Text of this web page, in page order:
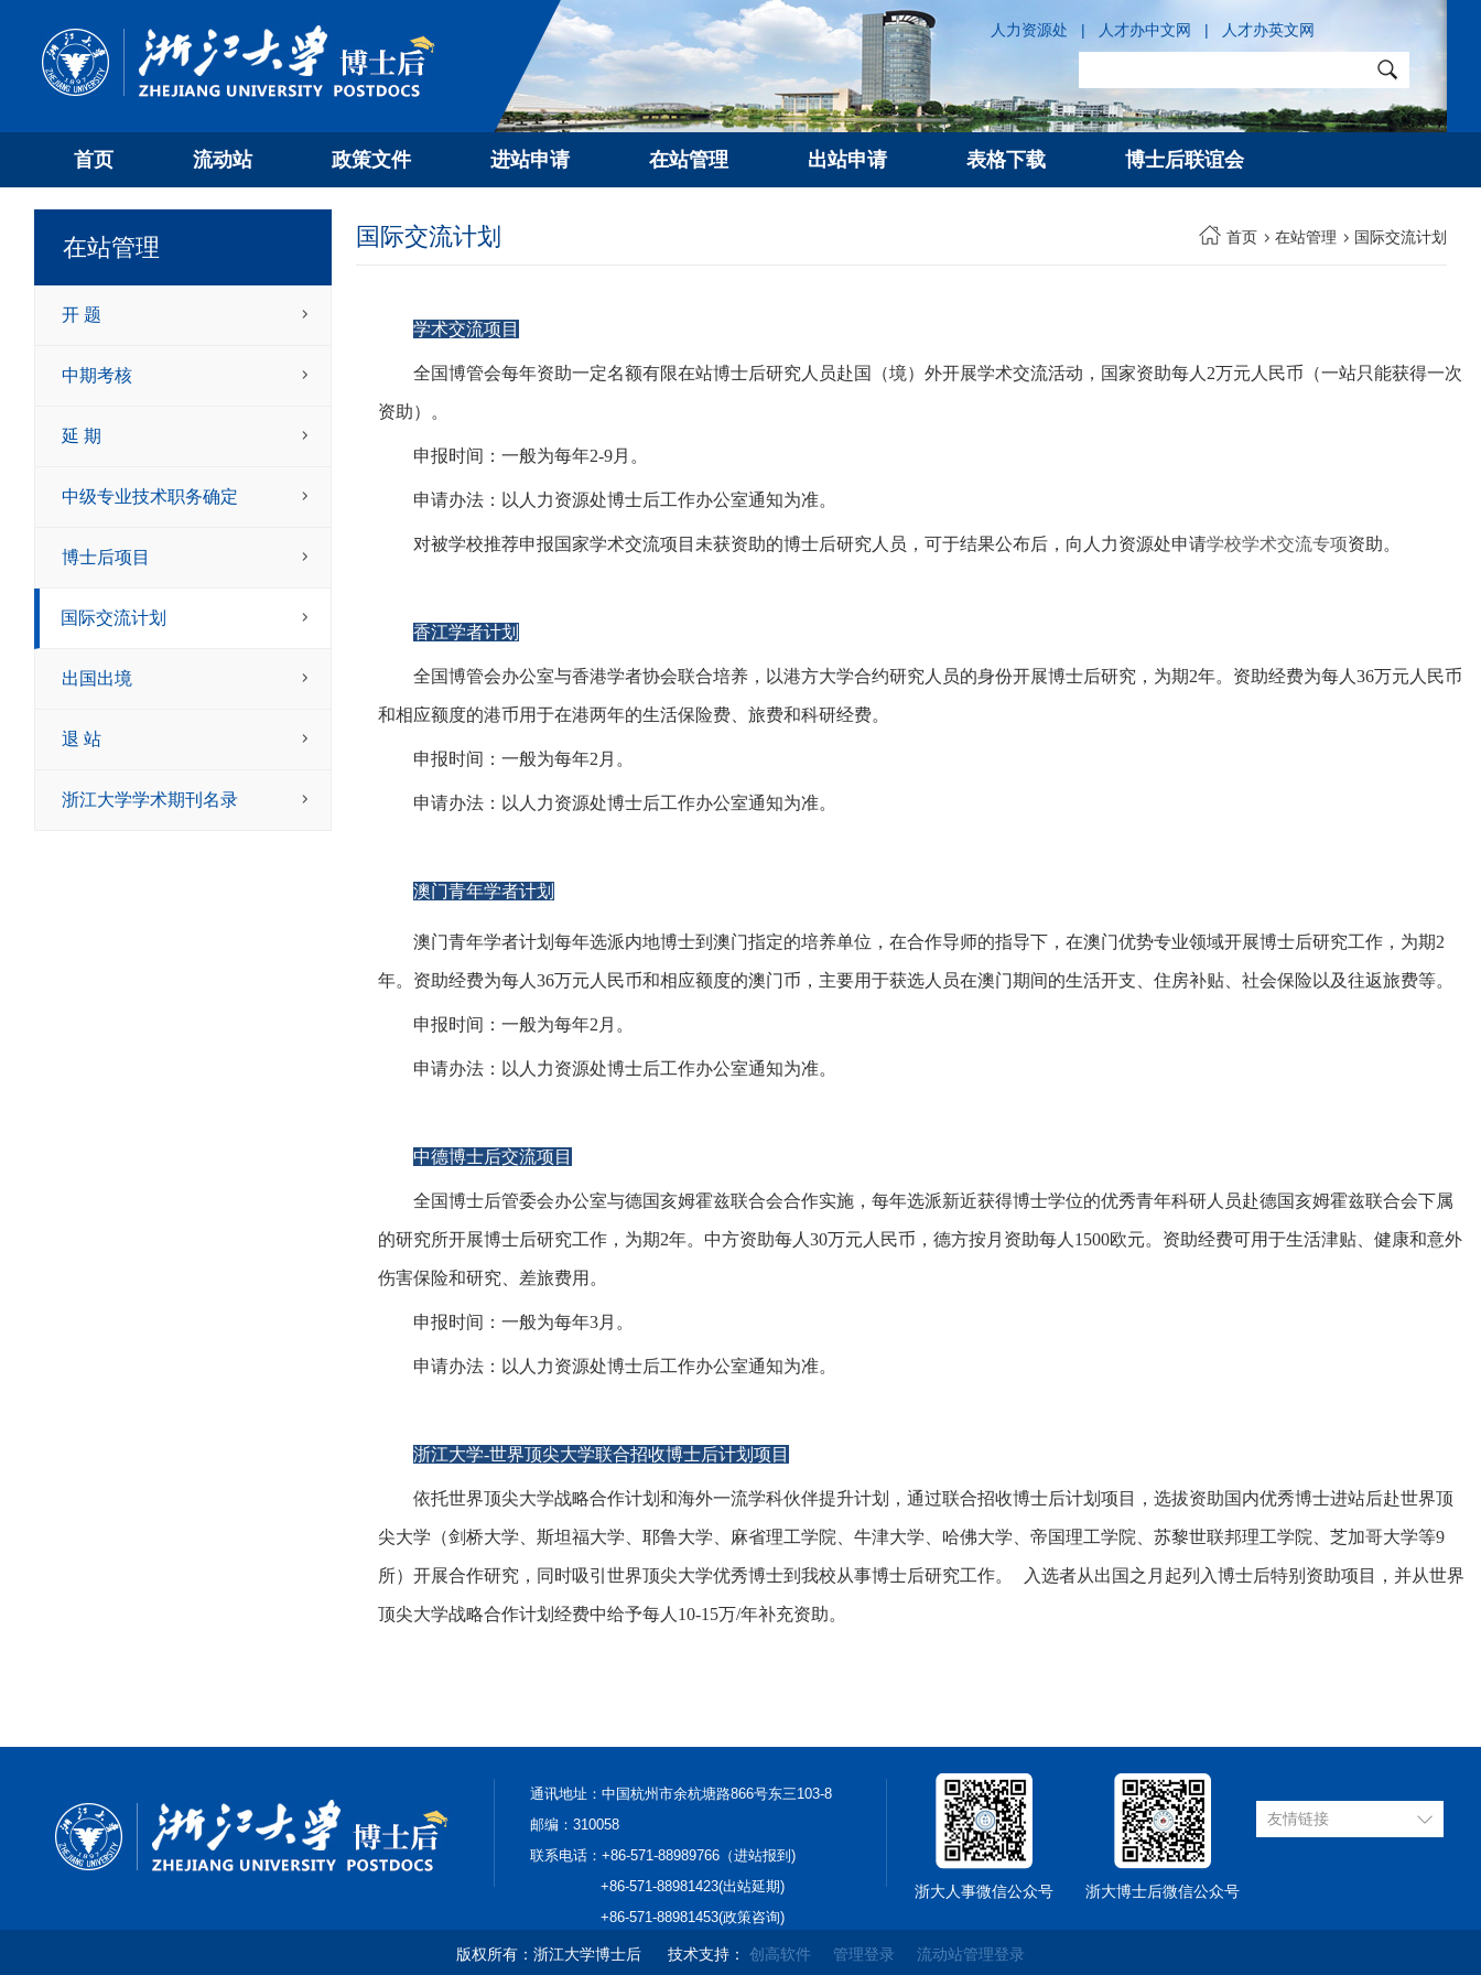
人力资源处 | 人才办中文网 | 人才办英文网
首页 流动站 政策文件 进站申请 在站管理 出站申请 表格下载 博士后联谊会
在站管理
开 题
中期考核
延 期
中级专业技术职务确定
博士后项目
国际交流计划
出国出境
退 站
浙江大学学术期刊名录
首页 在站管理 国际交流计划
国际交流计划
学术交流项目
全国博管会每年资助一定名额有限在站博士后研究人员赴国（境）外开展学术交流活动，国家资助每人2万元人民币（一站只能获得一次
资助）。
申报时间：一般为每年2-9月。
申请办法：以人力资源处博士后工作办公室通知为准。
对被学校推荐申报国家学术交流项目未获资助的博士后研究人员，可于结果公布后，向人力资源处申请学校学术交流专项资助。
香江学者计划
全国博管会办公室与香港学者协会联合培养，以港方大学合约研究人员的身份开展博士后研究，为期2年。资助经费为每人36万元人民币
和相应额度的港币用于在港两年的生活保险费、旅费和科研经费。
申报时间：一般为每年2月。
申请办法：以人力资源处博士后工作办公室通知为准。
澳门青年学者计划
澳门青年学者计划每年选派内地博士到澳门指定的培养单位，在合作导师的指导下，在澳门优势专业领域开展博士后研究工作，为期2
年。资助经费为每人36万元人民币和相应额度的澳门币，主要用于获选人员在澳门期间的生活开支、住房补贴、社会保险以及往返旅费等。
申报时间：一般为每年2月。
申请办法：以人力资源处博士后工作办公室通知为准。
中德博士后交流项目
全国博士后管委会办公室与德国亥姆霍兹联合会合作实施，每年选派新近获得博士学位的优秀青年科研人员赴德国亥姆霍兹联合会下属
的研究所开展博士后研究工作，为期2年。中方资助每人30万元人民币，德方按月资助每人1500欧元。资助经费可用于生活津贴、健康和意外
伤害保险和研究、差旅费用。
申报时间：一般为每年3月。
申请办法：以人力资源处博士后工作办公室通知为准。
浙江大学-世界顶尖大学联合招收博士后计划项目
依托世界顶尖大学战略合作计划和海外一流学科伙伴提升计划，通过联合招收博士后计划项目，选拔资助国内优秀博士进站后赴世界顶
尖大学（剑桥大学、斯坦福大学、耶鲁大学、麻省理工学院、牛津大学、哈佛大学、帝国理工学院、苏黎世联邦理工学院、芝加哥大学等9
所）开展合作研究，同时吸引世界顶尖大学优秀博士到我校从事博士后研究工作。 入选者从出国之月起列入博士后特别资助项目，并从世界
顶尖大学战略合作计划经费中给予每人10-15万/年补充资助。
通讯地址：中国杭州市余杭塘路866号东三103-8
邮编：310058
联系电话：+86-571-88989766（进站报到)
+86-571-88981423(出站延期)
+86-571-88981453(政策咨询)
浙大人事微信公众号 浙大博士后微信公众号
友情链接
版权所有：浙江大学博士后 技术支持： 创高软件 管理登录 流动站管理登录